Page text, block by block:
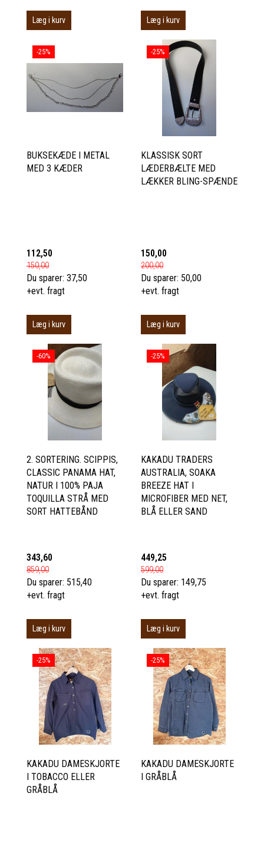
Læg i kurv Læg i kurv
-25%
BUKSEKÆDE I METAL
MED 3 KÆDER
112,50
150,00
Du sparer: 37,50
+evt. fragt
Læg i kurv
-25%
KLASSISK SORT
LÆDERBÆLTE MED
LÆKKER BLING-SPÆNDE
150,00
200,00
Du sparer: 50,00
+evt. fragt
Læg i kurv
-60%
2. SORTERING. SCIPPIS,
CLASSIC PANAMA HAT,
NATUR I 100% PAJA
TOQUILLA STRÅ MED
SORT HATTEBÅND
343,60
859,00
Du sparer: 515,40
+evt. fragt
Læg i kurv
-25%
KAKADU TRADERS
AUSTRALIA, SOAKA
BREEZE HAT I
MICROFIBER MED NET,
BLÅ ELLER SAND
449,25
599,00
Du sparer: 149,75
+evt. fragt
Læg i kurv
-25%
KAKADU DAMESKJORTE
I TOBACCO ELLER
GRÅBLÅ
-25%
KAKADU DAMESKJORTE
I GRÅBLÅ